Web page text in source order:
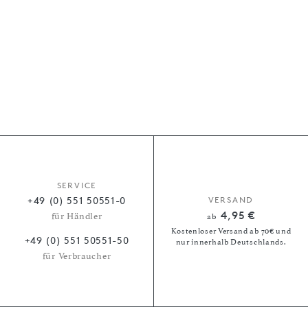
SERVICE
+49 (0) 551 50551-0
für Händler
+49 (0) 551 50551-50
für Verbraucher
VERSAND
ab 4,95 €
Kostenloser Versand ab 70€ und
nur innerhalb Deutschlands.